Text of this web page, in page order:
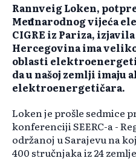
Rannveig Loken,
Međunarodnog vijeća
CIGRE iz Pariza, izjavila
Hercegovina ima
oblasti
da u našoj zemlji imaju
elektroenergetičara.
Loken je prošle sedmice
konferenciji SEERC-a -
održanoj u Sarajevu na
400 stručnjaka iz 24